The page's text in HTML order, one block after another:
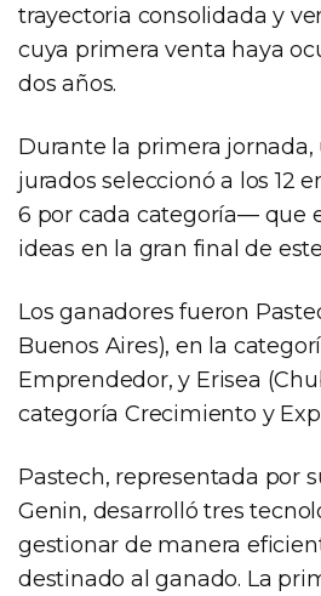
trayectoria consolidada y
cuya primera venta haya
dos años.
Durante la primera jornada,
jurados seleccionó a los 12
6 por cada categoría— que
ideas en la gran final de
Los ganadores fueron
Buenos Aires), en la
Emprendedor, y Erisea
categoría Crecimiento y
Pastech, representada por
Genin, desarrolló tres
gestionar de manera
destinado al ganado. La